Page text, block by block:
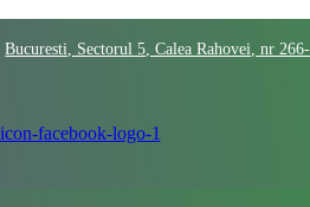
Bucuresti, Sectorul 5, Calea Rahovei, nr
facebook-logo-1